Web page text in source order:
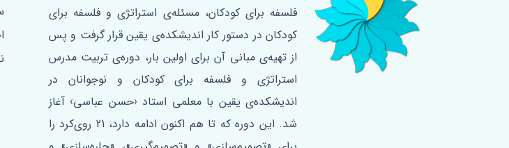
فلسفه‌ برای کودکان، مسئله‌ی استراتژی و فلسفه برای
کودکان در دستور کار اندیشکده‌ی یقین قرار گرفت و پس
از تهیه‌ی مبانی آن برای اولین ‌بار، دوره‌ی تربیت مدرس
استراتژی و فلسفه برای کودکان و نوجوانان در
اندیشکده‌ی یقین با معلمی استاد ‹حسن عباسی› آغاز
شد. این دوره که تا هم اکنون ادامه دارد، 21 روی‌کرد را